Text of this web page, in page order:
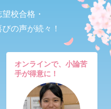
校合格・
の声が続々！
オンラインで、小論苦
手が得意に！